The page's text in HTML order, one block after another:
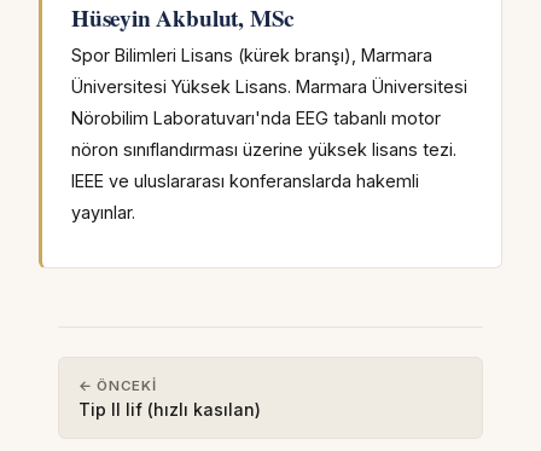
Hüseyin Akbulut, MSc
Spor Bilimleri Lisans (kürek branşı), Marmara
Üniversitesi Yüksek Lisans. Marmara Üniversitesi
Nörobilim Laboratuvarı'nda EEG tabanlı motor
nöron sınıflandırması üzerine yüksek lisans tezi.
IEEE ve uluslararası konferanslarda hakemli
yayınlar.
← ÖNCEKI
Tip II lif (hızlı kasılan)